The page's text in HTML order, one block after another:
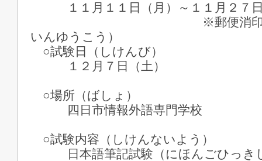
１１月１１日（月）～１１月２７
※郵便消印有効（ゆ
いんゆうこう）
○試験日（しけんび）
１２月７日（土）
○場所（ばしょ）
四日市情報外語専門学校
○試験内容（しけんないよう）
日本語筆記試験（にほんごひっき